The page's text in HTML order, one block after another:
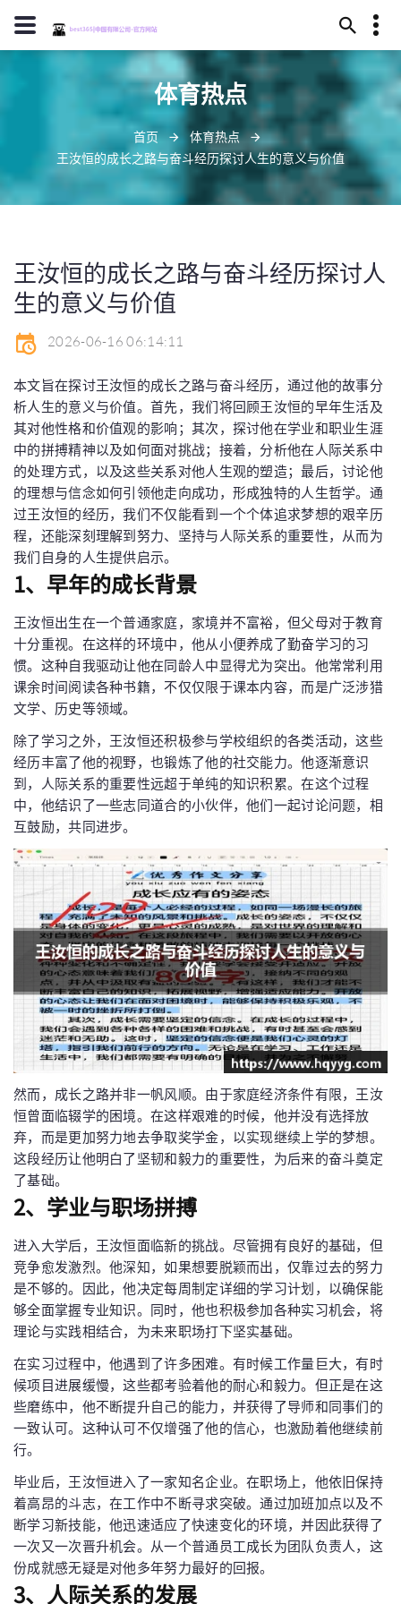
15245130657
陇南市括某之森253号
dobgcp@gmail.com
体育热点
首页
体育热点
王汝恒的成长之路与奋斗经历探讨人生的意义与价值
王汝恒的成长之路与奋斗经历探讨人
生的意义与价值
2026-06-16 06:14:11
本文旨在探讨王汝恒的成长之路与奋斗经历，通过他的故事分
析人生的意义与价值。首先，我们将回顾王汝恒的早年生活及
其对他性格和价值观的影响；其次，探讨他在学业和职业生涯
中的拼搏精神以及如何面对挑战；接着，分析他在人际关系中
的处理方式，以及这些关系对他人生观的塑造；最后，讨论他
的理想与信念如何引领他走向成功，形成独特的人生哲学。通
过王汝恒的经历，我们不仅能看到一个个体追求梦想的艰辛历
程，还能深刻理解到努力、坚持与人际关系的重要性，从而为
我们自身的人生提供启示。
1、早年的成长背景
王汝恒出生在一个普通家庭，家境并不富裕，但父母对于教育
十分重视。在这样的环境中，他从小便养成了勤奋学习的习
惯。这种自我驱动让他在同龄人中显得尤为突出。他常常利用
课余时间阅读各种书籍，不仅仅限于课本内容，而是广泛涉猎
文学、历史等领域。
除了学习之外，王汝恒还积极参与学校组织的各类活动，这些
经历丰富了他的视野，也锻炼了他的社交能力。他逐渐意识
到，人际关系的重要性远超于单纯的知识积累。在这个过程
中，他结识了一些志同道合的小伙伴，他们一起讨论问题，相
互鼓励，共同进步。
然而，成长之路并非一帆风顺。由于家庭经济条件有限，王汝
恒曾面临辍学的困境。在这样艰难的时候，他并没有选择放
弃，而是更加努力地去争取奖学金，以实现继续上学的梦想。
这段经历让他明白了坚韧和毅力的重要性，为后来的奋斗奠定
了基础。
2、学业与职场拼搏
进入大学后，王汝恒面临新的挑战。尽管拥有良好的基础，但
竞争愈发激烈。他深知，如果想要脱颖而出，仅靠过去的努力
是不够的。因此，他决定每周制定详细的学习计划，以确保能
够全面掌握专业知识。同时，他也积极参加各种实习机会，将
理论与实践相结合，为未来职场打下坚实基础。
在实习过程中，他遇到了许多困难。有时候工作量巨大，有时
候项目进展缓慢，这些都考验着他的耐心和毅力。但正是在这
些磨练中，他不断提升自己的能力，并获得了导师和同事们的
一致认可。这种认可不仅增强了他的信心，也激励着他继续前
行。
毕业后，王汝恒进入了一家知名企业。在职场上，他依旧保持
着高昂的斗志，在工作中不断寻求突破。通过加班加点以及不
断学习新技能，他迅速适应了快速变化的环境，并因此获得了
一次又一次晋升机会。从一个普通员工成长为团队负责人，这
份成就感无疑是对他多年努力最好的回报。
3、人际关系的发展